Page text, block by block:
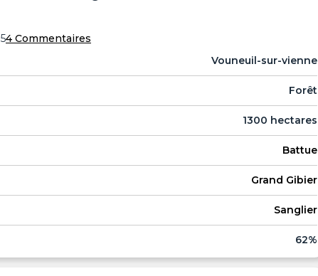
54 Commentaires
Vouneuil-sur-vienne
Forêt
1300 hectares
Battue
Grand Gibier
Sanglier
62%